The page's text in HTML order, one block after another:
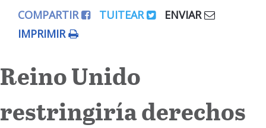
Editorial
Colaboradores
Internacional
COMPARTIR TUITEAR
ENVIAR
IMPRIMIR
Reino Unido
restringiría derechos